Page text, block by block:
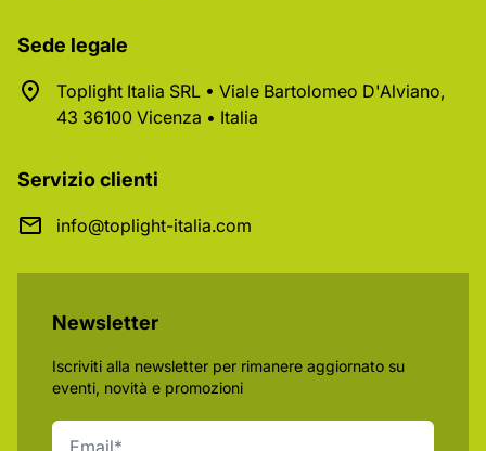
Sede legale
Toplight Italia SRL • Viale Bartolomeo D'Alviano,
43 36100 Vicenza • Italia
Servizio clienti
info@toplight-italia.com
Newsletter
Iscriviti alla newsletter per rimanere aggiornato su
eventi, novità e promozioni